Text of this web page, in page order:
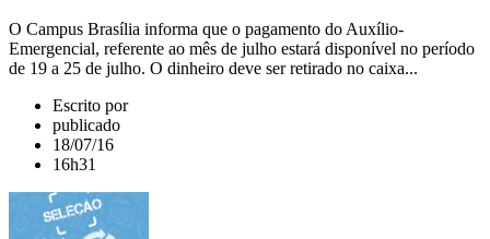
O Campus Brasília informa que o pagamento do Auxílio-
Emergencial, referente ao mês de julho estará disponível no período
de 19 a 25 de julho. O dinheiro deve ser retirado no caixa...
Escrito por
publicado
18/07/16
16h31